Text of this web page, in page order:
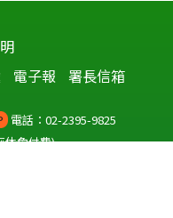
電子報 署長信箱
電話：02-2395-9825
休免付費)